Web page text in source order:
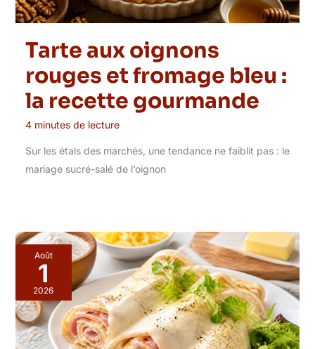
Tarte aux oignons
rouges et fromage bleu :
la recette gourmande
4 minutes de lecture
Sur les étals des marchés, une tendance ne faiblit pas : le
mariage sucré-salé de l’oignon
Août
1
2026